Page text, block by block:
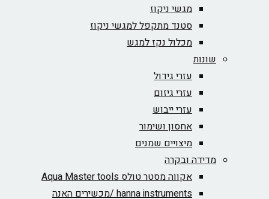
מגשי ניקוז
סטנד מתקפל למגשי ניקוז
מכלול נקז למגש
שונות
עזרי גידול
עזרי גיזום
עזרי ייבוש
אחסון ושימור
מיצויים שמנים
מדידה ובקרה
אקווה מסטר טולס Aqua Master tools
hanna instruments /מכשירים האנה